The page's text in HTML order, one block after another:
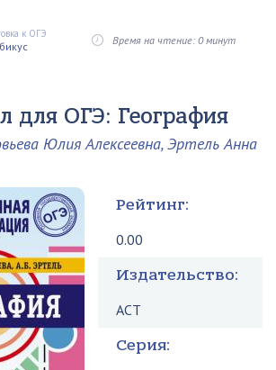
к ОГЭ Время на чтение: 0 минут
для ОГЭ: География
Юлия Алексеевна, Эртель Анна
Рейтинг:
0.00
Издательство:
АСТ
Серия: